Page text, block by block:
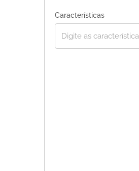
Características